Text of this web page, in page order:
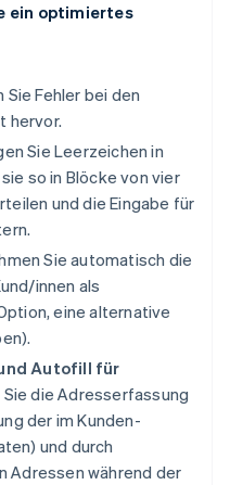
ein optimiertes
Sie Fehler bei den
hervor.
Sie Leerzeichen in
so in Blöcke von vier
und die Eingabe für
Sie automatisch die
innen als
eine alternative
Autofill für
die Adresserfassung
der im Kunden-
und durch
Adressen während der